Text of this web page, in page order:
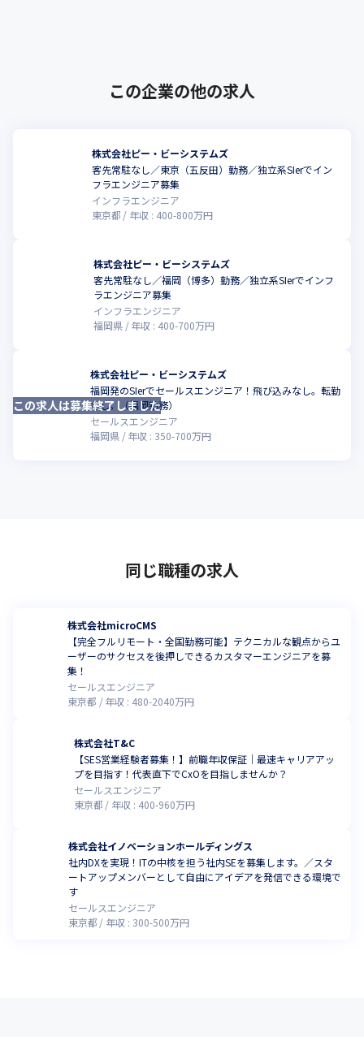
この企業の他の求人
株式会社ピー・ビーシステムズ
客先常駐なし／東京（五反田）勤務／独立系SIerでイン
フラエンジニア募集
インフラエンジニア
東京都
年収 : 400-800万円
株式会社ピー・ビーシステムズ
客先常駐なし／福岡（博多）勤務／独立系SIerでインフ
ラエンジニア募集
インフラエンジニア
福岡県
年収 : 400-700万円
株式会社ピー・ビーシステムズ
福岡発のSIerでセールスエンジニア！飛び込みなし。転勤
なし。（福岡勤務）
セールスエンジニア
福岡県
年収 : 350-700万円
この求人は募集終了しました
同じ職種の求人
株式会社microCMS
【完全フルリモート・全国勤務可能】テクニカルな観点からユ
ーザーのサクセスを後押しできるカスタマーエンジニアを募
集！
セールスエンジニア
東京都
年収 : 480-2040万円
株式会社T&C
【SES営業経験者募集！】前職年収保証｜最速キャリアアッ
プを目指す！代表直下でCxOを目指しませんか？
セールスエンジニア
東京都
年収 : 400-960万円
株式会社イノベーションホールディングス
社内DXを実現！ITの中核を担う社内SEを募集します。／スタ
ートアップメンバーとして自由にアイデアを発信できる環境で
す
セールスエンジニア
東京都
年収 : 300-500万円